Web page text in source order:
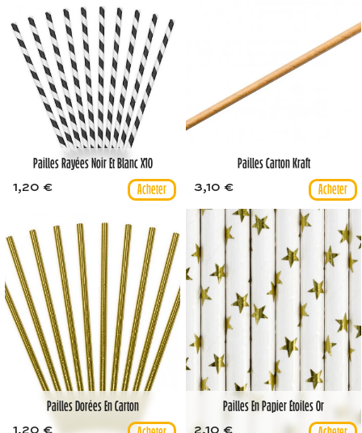
Pailles Rayées Noir Et Blanc X10
1,20 €
Pailles Carton Kraft
3,10 €
Pailles Dorées En Carton
1,20 €
Pailles En Papier Étoiles Or
2,10 €